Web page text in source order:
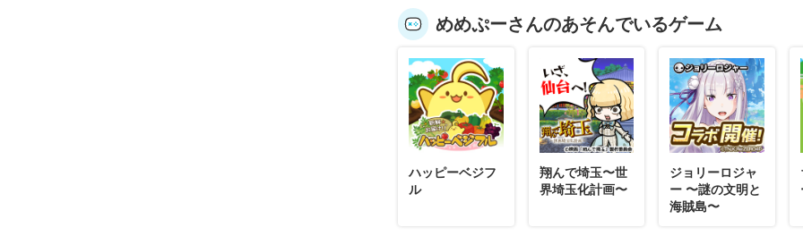
めめぷーさんのあそんでいるゲーム
ハッピーベジフ
ル
翔んで埼玉〜世
界埼玉化計画〜
ジョリーロジャ
ー 〜謎の文明と
海賊島〜